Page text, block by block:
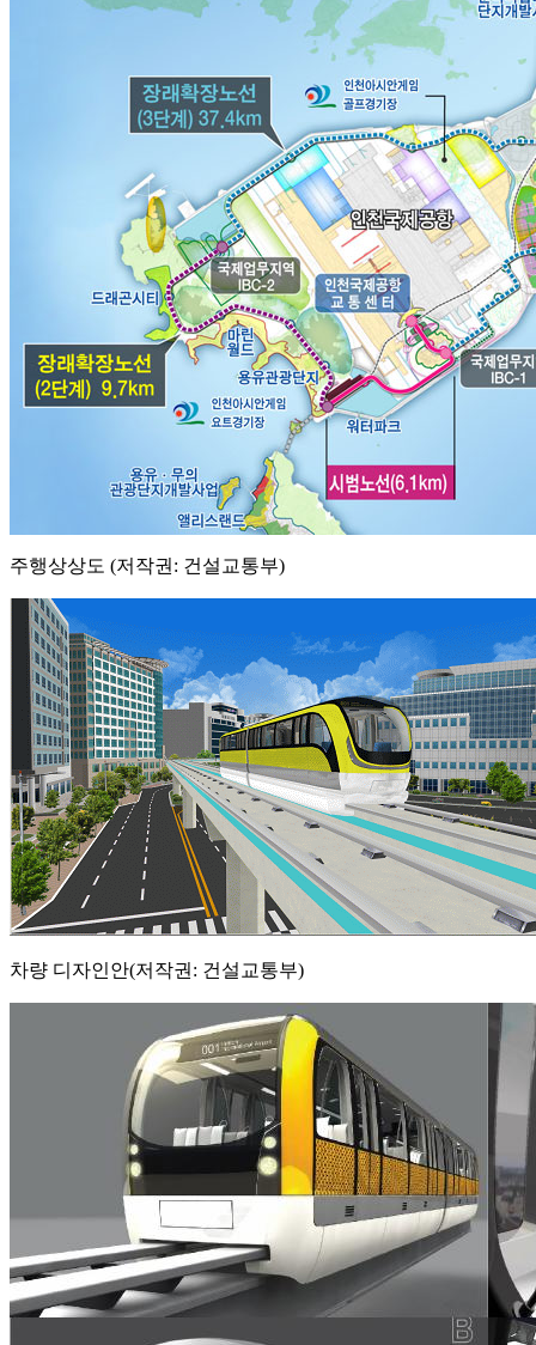
주행상상도 (저작권: 건설교통부)
차량 디자인안(저작권: 건설교통부)